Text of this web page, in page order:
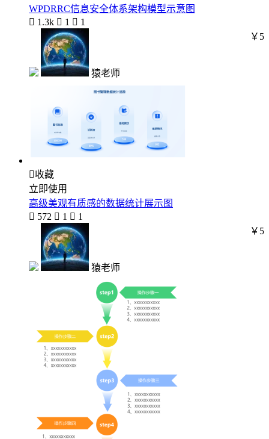
WPDRRC信息安全体系架构模型示意图
 1.3k  1  1
猿老师
￥5
收藏
立即使用
高级美观有质感的数据统计展示图
 572  1  1
猿老师
￥5